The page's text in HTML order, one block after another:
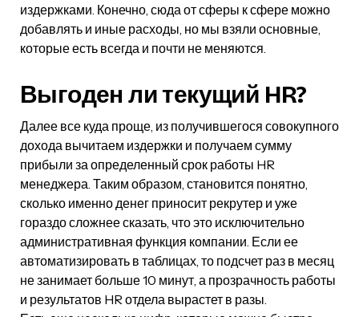
издержками. Конечно, сюда от сферы к сфере можно
добавлять и иные расходы, но мы взяли основные,
которые есть всегда и почти не меняются.
Выгоден ли текущий HR?
Далее все куда проще, из получившегося совокупного
дохода вычитаем издержки и получаем сумму
прибыли за определенный срок работы HR
менеджера. Таким образом, становится понятно,
сколько именно денег приносит рекрутер и уже
гораздо сложнее сказать, что это исключительно
административная функция компании. Если ее
автоматизировать в таблицах, то подсчет раз в месяц
не занимает больше 10 минут, а прозрачность работы
и результатов HR отдела вырастет в разы.